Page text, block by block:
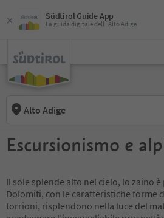
Südtirol Guide App
La guida digitale dell´Alto Adige
Alto Adige
Escursionismo e
Il sole splende alto nel cielo, lo zaino è
Dolomiti, con le caratteristiche forme
torrioni, risplendono nella luce del